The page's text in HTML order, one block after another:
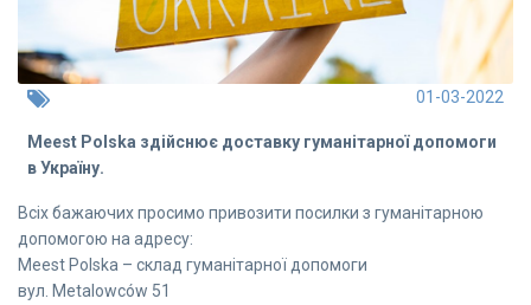
01-03-2022
Meest Polska здійснює доставку гуманітарної допомоги
в Україну.
Всіх бажаючих просимо привозити посилки з гуманітарною
допомогою на адресу:
Meest Polska – склад гуманітарної допомоги
вул. Metalowców 51